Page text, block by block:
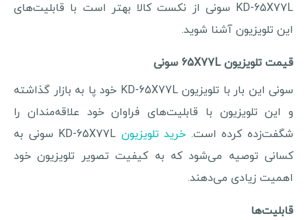
KD-65X77L سونی از نکست کالا بهتر است با قابلیت‌های
این تلویزیون آشنا شوید.
قیمت تلویزیون 65X77L سونی
سونی این بار با تلویزیون KD-65X77L خود پا به بازار گذاشته
و این تلویزیون با قابلیت‌های فراوان خود علاقه‌مندان را
شگفت‌زده کرده است. خرید تلویزیون
KD-65X77L سونی به
کسانی توصیه می‌شود که به کیفیت تصویر تلویزیون خود
اهمیت زیادی می‌دهند.
قابلیت‌ها